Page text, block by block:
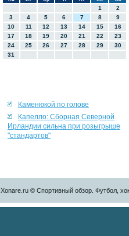
1
2
3
4 5 6 7 8
9
10
11 12 13 14 15
16
17
18 19 20 21 22
23
24
25 26 27 28 29
30
31
Каменюкой по голове
Капелло: Сборная Северной
Ирландии сильна при розыгрыше
"стандартов"
Xonare.ru © Спортивный обзор. Футбол,